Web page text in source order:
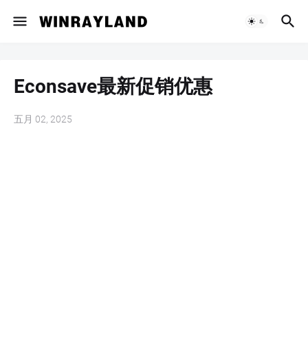
Econsave最新促销优惠
五月 02, 2025